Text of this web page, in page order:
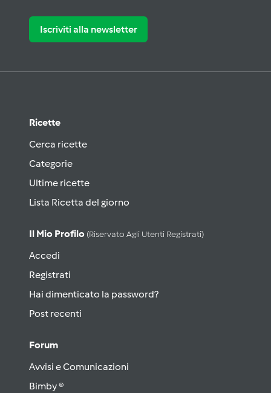
Iscriviti alla newsletter
Ricette
Cerca ricette
Categorie
Ultime ricette
Lista Ricetta del giorno
Il Mio Profilo (riservato Agli Utenti Registrati)
Accedi
Registrati
Hai dimenticato la password?
Post recenti
Forum
Avvisi e Comunicazioni
Bimby ®